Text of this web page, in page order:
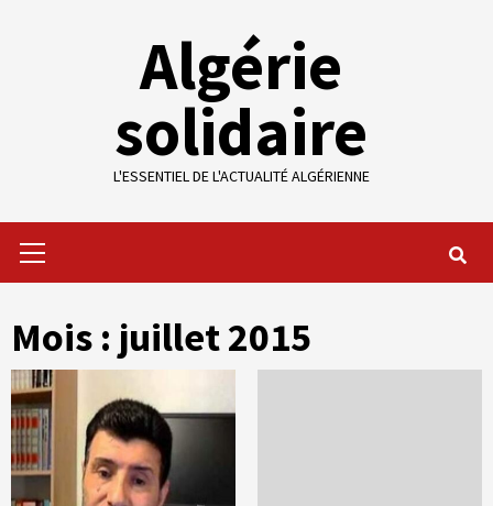
Algérie
solidaire
L'ESSENTIEL DE L'ACTUALITÉ ALGÉRIENNE
Menu
Mois : juillet 2015